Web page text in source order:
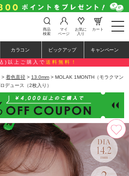
t
o
e
n
a
a
i
o
n
商品
検索
マイ
ページ
お気に
入り
カート
カラコン ピックアップ キャンペーン
)以上ご購入で 送料無料！
> 着色直径 > 13.0mm > MOLAK 1MONTH（モラクマン
デュース（2枚入り）